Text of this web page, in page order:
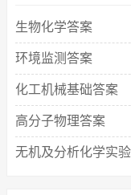
生物化学答案
环境监测答案
化工机械基础答案
高分子物理答案
无机及分析化学实